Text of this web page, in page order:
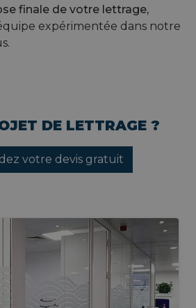
finale de votre lettrage,
expérimentée dans notre
DE LETTRAGE ?
votre devis gratuit